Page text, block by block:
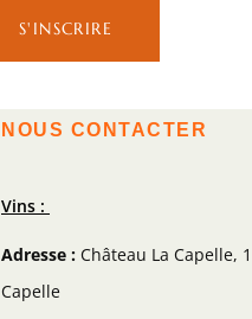
NOUS CONTACTER
Vins :
Adresse : Château La Capelle,
Capelle